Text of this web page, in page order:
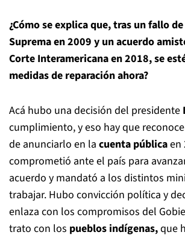
¿Cómo se explica que, tras un fallo
Suprema en 2009 y un acuerdo
Corte Interamericana en 2018, se
medidas de reparación ahora?
Acá hubo una decisión del presidente
cumplimiento, y eso hay que
de anunciarlo en la cuenta públicaen
comprometió ante el país para
acuerdo y mandató a los distintos
trabajar. Hubo convicción política y
enlaza con los compromisos del
trato con los pueblos indígenas,que